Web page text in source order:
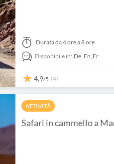
Duratada 4 ore a 8 ore
Disponibile in: De, En, Fr
4,9/5 (4)
ATTIVITÀ
Safari in cammello a